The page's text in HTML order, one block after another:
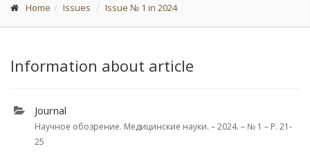
Home Issues Issue № 1 in 2024
Information about article
Journal
Научное обозрение. Медицинские науки. – 2024. – № 1 – P. 21-
25